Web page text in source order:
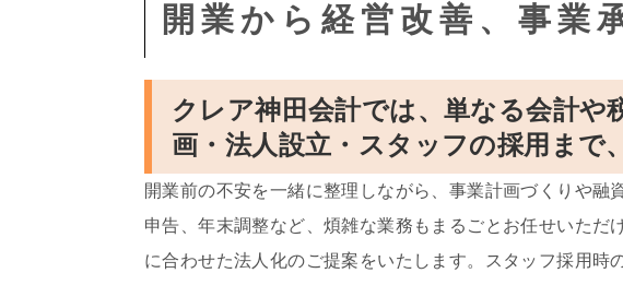
開業から経営改善、事業
クレア神田会計では、単なる会計や
画・法人設立・スタッフの採用まで
開業前の不安を一緒に整理しながら、事業計画づくりや
申告、年末調整など、煩雑な業務もまるごとお任せいた
に合わせた法人化のご提案をいたします。スタッフ採用